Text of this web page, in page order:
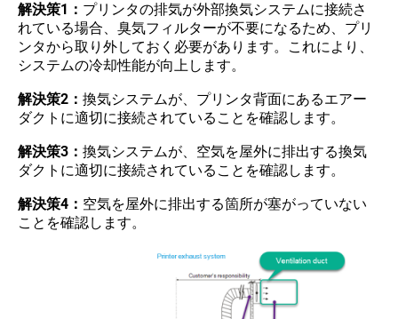
解決策1： プリンタの排気が外部換気システムに接続さ
れている場合、臭気フィルターが不要になるため、プリ
ンタから取り外しておく必要があります。これにより、
システムの冷却性能が向上します。
解決策2： 換気システムが、プリンタ背面にあるエアー
ダクトに適切に接続されていることを確認します。
解決策3： 換気システムが、空気を屋外に排出する換気
ダクトに適切に接続されていることを確認します。
解決策4： 空気を屋外に排出する箇所が塞がっていない
ことを確認します。